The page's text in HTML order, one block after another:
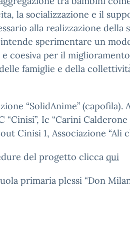
la socializzazione e il
alla realizzazione della
sperimentare un
coesiva per il
famiglie e della
“SolidAnime” (capofila).
Ic “Carini Calderone
Cinisi 1, Associazione “Ali
del progetto clicca qui
primaria plessi “Don